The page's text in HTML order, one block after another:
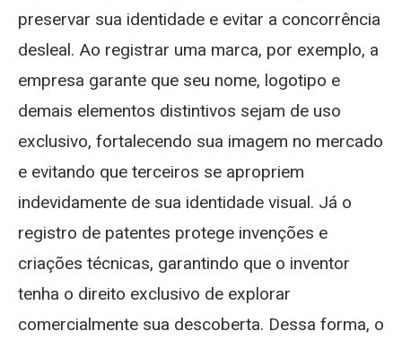
preservar sua identidade e evitar a concorrência
desleal. Ao registrar uma marca, por exemplo, a
empresa garante que seu nome, logotipo e
demais elementos distintivos sejam de uso
exclusivo, fortalecendo sua imagem no mercado
e evitando que terceiros se apropriem
indevidamente de sua identidade visual. Já o
registro de patentes protege invenções e
criações técnicas, garantindo que o inventor
tenha o direito exclusivo de explorar
comercialmente sua descoberta. Dessa forma, o